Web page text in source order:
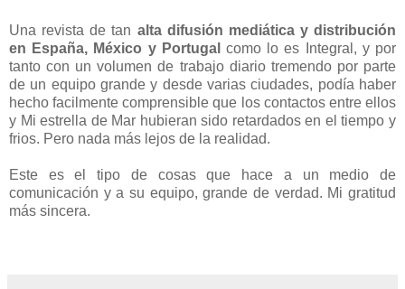
Una revista de tan alta difusión mediática y distribución
en España, México y Portugal como lo es Integral, y por
tanto con un volumen de trabajo diario tremendo por parte
de un equipo grande y desde varias ciudades, podía haber
hecho facilmente comprensible que los contactos entre ellos
y Mi estrella de Mar hubieran sido retardados en el tiempo y
frios. Pero nada más lejos de la realidad.
Este es el tipo de cosas que hace a un medio de
comunicación y a su equipo, grande de verdad. Mi gratitud
más sincera.